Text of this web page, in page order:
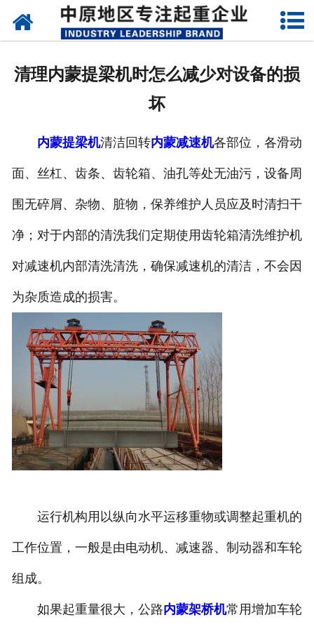
网站首页
企业视频
成功案例
联系我们
清理内蒙提梁机时怎么减少对设备的损
坏
内蒙提梁机清洁回转内蒙减速机各部位，各滑动
面、丝杠、齿条、齿轮箱、油孔等处无油污，设备周
围无碎屑、杂物、脏物，保养维护人员应及时清扫干
净；对于内部的清洗我们定期使用齿轮箱清洗维护机
对减速机内部清洗清洗，确保减速机的清洁，不会因
为杂质造成的损害。
运行机构用以纵向水平运移重物或调整起重机的
工作位置，一般是由电动机、减速器、制动器和车轮
组成。
如果起重量很大，公路内蒙架桥机常用增加车轮